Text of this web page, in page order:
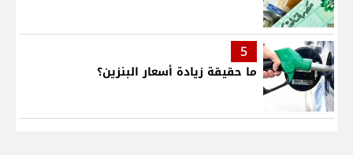
5
ما حقيقة زيادة أسعار البنزين؟